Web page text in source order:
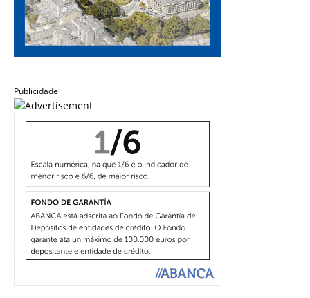
Publicidade